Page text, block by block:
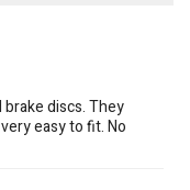
discs. They
easy to fit. No